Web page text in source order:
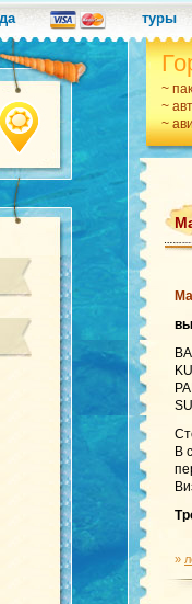
туры
~
~
~
В
»